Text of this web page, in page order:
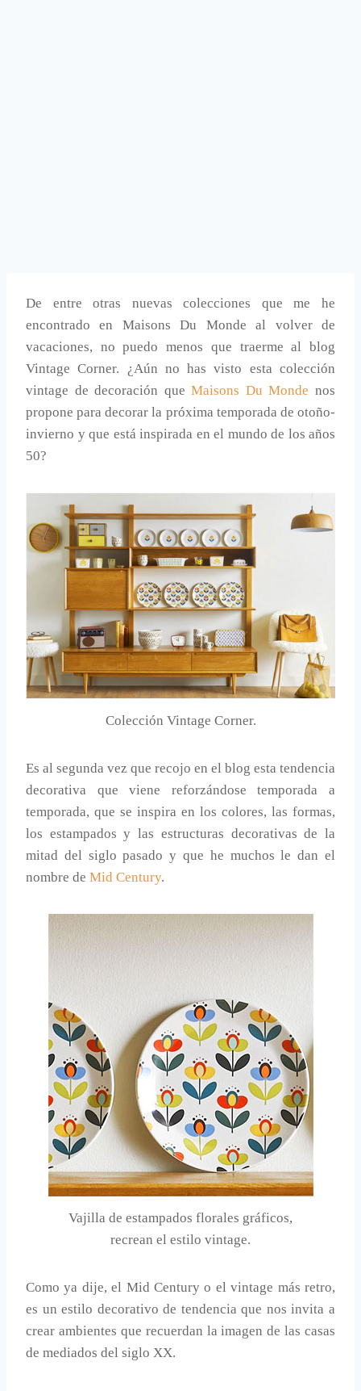
De entre otras nuevas colecciones que me he
encontrado en Maisons Du Monde al volver de
vacaciones, no puedo menos que traerme al blog
Vintage Corner. ¿Aún no has visto esta colección
vintage de decoración queMaisons Du Monde nos
propone para decorar la próxima temporada de otoño-
invierno y que está inspirada en el mundo de los años
50?
Colección Vintage Corner.
Es al segunda vez que recojo en el blog esta tendencia
decorativa que viene reforzándose temporada a
temporada, que se inspira en los colores, las formas,
los estampados y las estructuras decorativas de la
mitad del siglo pasado y que he muchos le dan el
nombre de Mid Century.
Vajilla de estampados florales gráficos,
recrean el estilo vintage.
Como ya dije, el Mid Century o el vintage más retro,
es un estilo decorativo de tendencia que nos invita a
crear ambientes que recuerdan la imagen de las casas
de mediados del siglo XX.